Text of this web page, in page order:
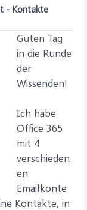
- Kontakte
Guten Tag
in die Runde
der
Wissenden!
Ich habe
Office 365
mit 4
verschieden
en
Emailkonte
Kontakte, in